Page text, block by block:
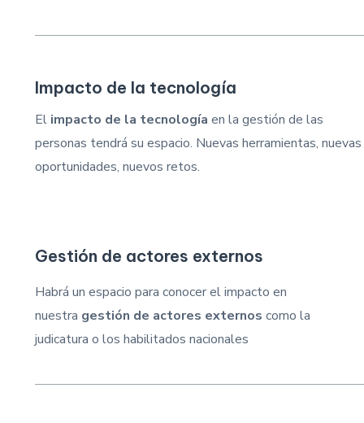
Impacto de la tecnología
El impacto de la tecnología en la gestión de las
personas tendrá su espacio. Nuevas herramientas, nuevas
oportunidades, nuevos retos.
Gestión de actores externos
Habrá un espacio para conocer el impacto en
nuestra gestión de actores externos como la
judicatura o los habilitados nacionales